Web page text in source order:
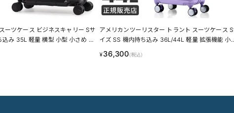
ーツケース ビジネスキャリー Sサ
込み 35L 軽量 横型 小型 小さめ フ
アメリカンツーリスター トラント スーツケース
イズ SS 機内持ち込み 36L/44L 軽量 拡張機能 小
小さめ フロントオープン ストッパー 4輪 双輪 キャ
リーケース AmericanTourister TRANTO UQ8-
¥36,300(税込)